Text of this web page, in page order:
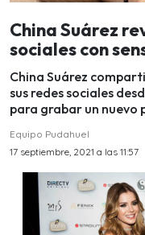
China Suárez
sociales con
China Suárez
sus redes sociales
para grabar un nuevo
Equipo Pudahuel
17 septiembre, 2021 a las 11:57